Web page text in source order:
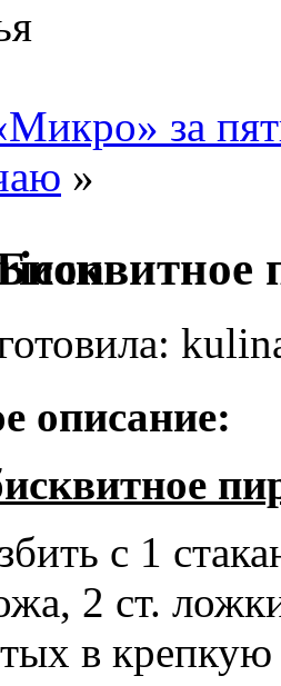
за
»
описание:
с 1
2 ст.
в